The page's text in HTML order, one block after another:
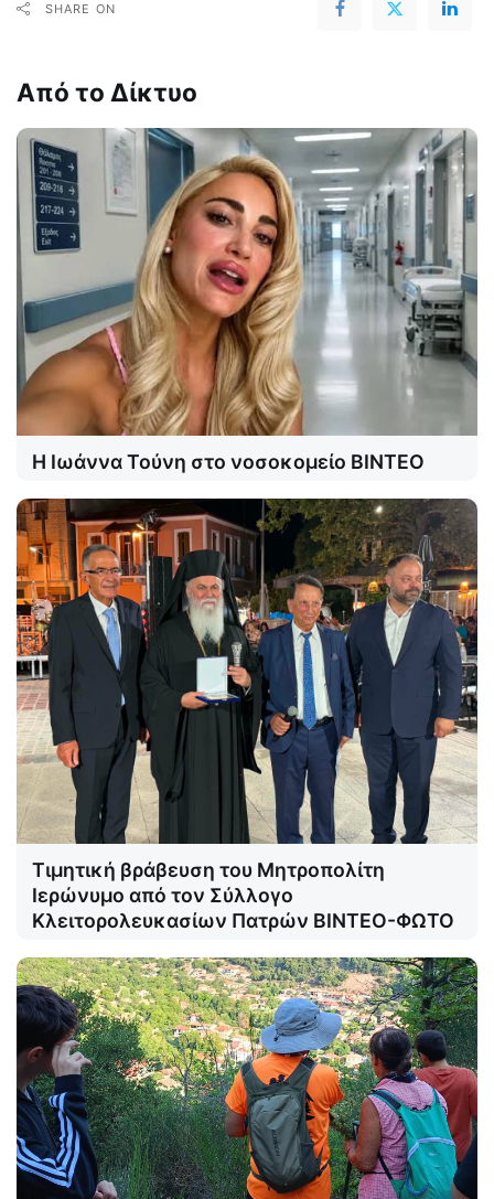
SHARE ON
Από το Δίκτυο
Η Ιωάννα Τούνη στο νοσοκομείο ΒΙΝΤΕΟ
Τιμητική βράβευση του Μητροπολίτη
Ιερώνυμο από τον Σύλλογο
Κλειτορολευκασίων Πατρών ΒΙΝΤΕΟ-ΦΩΤΟ